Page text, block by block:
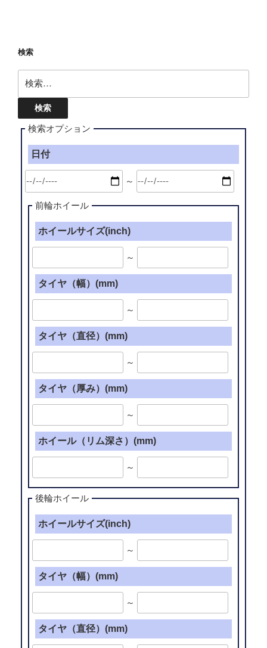
ナ
ー
シ
ョ
ン
検索
索:
検索オプション
日付
～
前輪ホイール
ホイールサイズ(inch)
～
タイヤ（幅）(mm)
～
タイヤ（直径）(mm)
～
タイヤ（厚み）(mm)
～
ホイール（リム深さ）(mm)
～
後輪ホイール
ホイールサイズ(inch)
～
タイヤ（幅）(mm)
～
タイヤ（直径）(mm)